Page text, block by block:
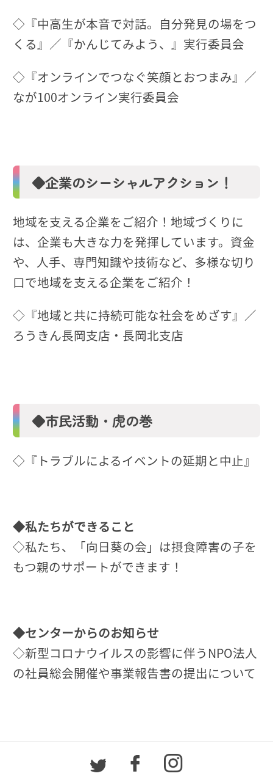
◇『中高生が本音で対話。自分発見の場をつ
くる』／『かんじてみよう、』実行委員会
◇『オンラインでつなぐ笑顔とおつまみ』／
なが100オンライン実行委員会
◆企業のシーシャルアクション！
地域を支える企業をご紹介！地域づくりに
は、企業も大きな力を発揮しています。資金
や、人手、専門知識や技術など、多様な切り
口で地域を支える企業をご紹介！
◇『地域と共に持続可能な社会をめざす』／
ろうきん長岡支店・長岡北支店
◆市民活動・虎の巻
◇『トラブルによるイベントの延期と中止』
◆私たちができること
◇私たち、「向日葵の会」は摂食障害の子を
もつ親のサポートができます！
◆センターからのお知らせ
◇新型コロナウイルスの影響に伴うNPO法人
の社員総会開催や事業報告書の提出について